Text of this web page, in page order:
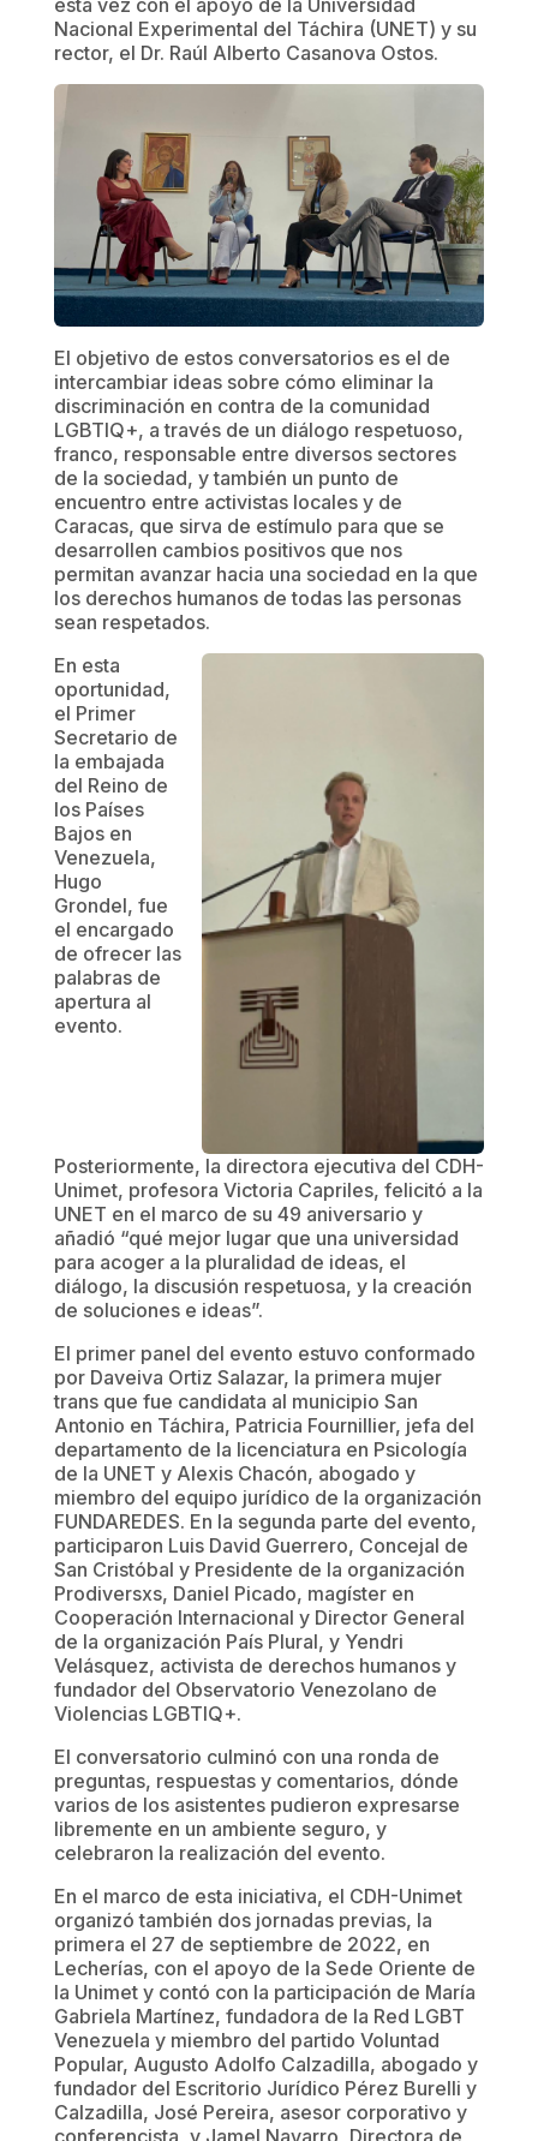
esta vez con el apoyo de la Universidad
Nacional Experimental del Táchira (UNET) y su
rector, el Dr. Raúl Alberto Casanova Ostos.
El objetivo de estos conversatorios es el de
intercambiar ideas sobre cómo eliminar la
discriminación en contra de la comunidad
LGBTIQ+, a través de un diálogo respetuoso,
franco, responsable entre diversos sectores
de la sociedad, y también un punto de
encuentro entre activistas locales y de
Caracas, que sirva de estímulo para que se
desarrollen cambios positivos que nos
permitan avanzar hacia una sociedad en la que
los derechos humanos de todas las personas
sean respetados.
En esta
oportunidad,
el Primer
Secretario de
la embajada
del Reino de
los Países
Bajos en
Venezuela,
Hugo
Grondel, fue
el encargado
de ofrecer las
palabras de
apertura al
evento.
Posteriormente, la directora ejecutiva del CDH-
Unimet, profesora Victoria Capriles, felicitó a la
UNET en el marco de su 49 aniversario y
añadió “qué mejor lugar que una universidad
para acoger a la pluralidad de ideas, el
diálogo, la discusión respetuosa, y la creación
de soluciones e ideas”.
El primer panel del evento estuvo conformado
por Daveiva Ortiz Salazar, la primera mujer
trans que fue candidata al municipio San
Antonio en Táchira, Patricia Fournillier, jefa del
departamento de la licenciatura en Psicología
de la UNET y Alexis Chacón, abogado y
miembro del equipo jurídico de la organización
FUNDAREDES. En la segunda parte del evento,
participaron Luis David Guerrero, Concejal de
San Cristóbal y Presidente de la organización
Prodiversxs, Daniel Picado, magíster en
Cooperación Internacional y Director General
de la organización País Plural, y Yendri
Velásquez, activista de derechos humanos y
fundador del Observatorio Venezolano de
Violencias LGBTIQ+.
El conversatorio culminó con una ronda de
preguntas, respuestas y comentarios, dónde
varios de los asistentes pudieron expresarse
libremente en un ambiente seguro, y
celebraron la realización del evento.
En el marco de esta iniciativa, el CDH-Unimet
organizó también dos jornadas previas, la
primera el 27 de septiembre de 2022, en
Lecherías, con el apoyo de la Sede Oriente de
la Unimet y contó con la participación de María
Gabriela Martínez, fundadora de la Red LGBT
Venezuela y miembro del partido Voluntad
Popular, Augusto Adolfo Calzadilla, abogado y
fundador del Escritorio Jurídico Pérez Burelli y
Calzadilla, José Pereira, asesor corporativo y
conferencista, y Jamel Navarro, Directora de